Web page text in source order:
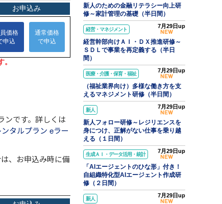
ンです。詳しくは
タルプラン eラー
、お申込み時に備
新人のための金融リテラシー向上研
修～家計管理の基礎（半日間）
経営・マネジメント 7月29日up
経営幹部向けＡＩ・ＤＸ推進研修～
ＳＤＬで事業を再定義する（半日
間）
医療・介護・保育・福祉 7月29日up
（福祉業界向け）多様な働き方を支
えるマネジメント研修（半日間）
新人 7月29日up
新人フォロー研修～レジリエンスを
身につけ、正解がない仕事を乗り越
える（１日間）
生成ＡＩ・データ活用・統計 7月29日up
「AIエージェントのひな形」付き！
自組織特化型AIエージェント作成研
修（２日間）
新人 7月29日up